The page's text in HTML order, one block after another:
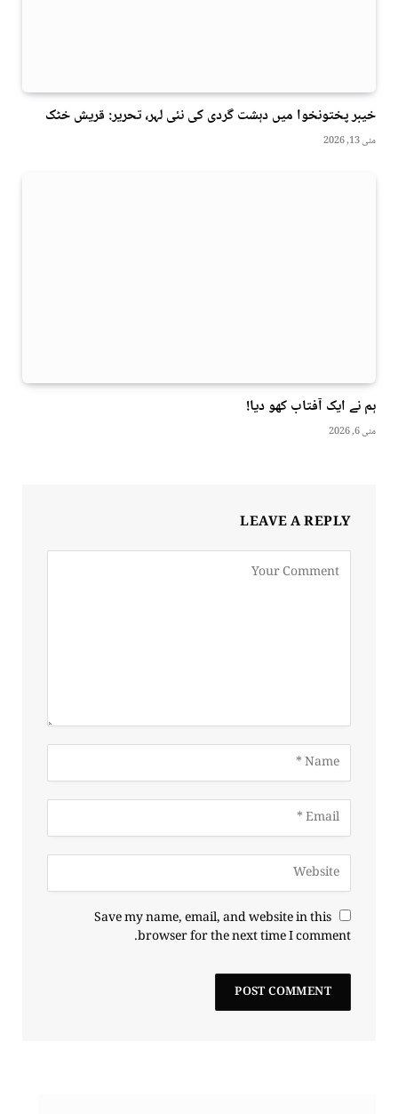
خیبر پختونخوا میں دہشت گردی کی نئی لہر، تحریر: قریش خٹک
مئی 13, 2026
ہم نے ایک آفتاب کھو دیا!
مئی 6, 2026
LEAVE A REPLY
Save my name, email, and website in this
browser for the next time I comment.